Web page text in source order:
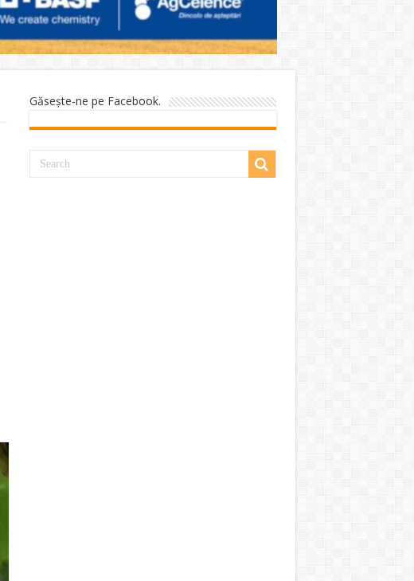
Găseşte-ne pe Facebook.